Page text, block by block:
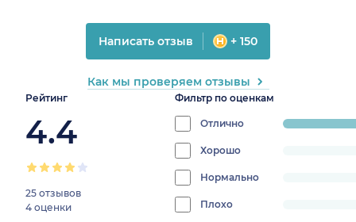
Рейтинг
4.4
25 отзывов
4 оценки
Фильтр по оценкам
Отлично
progress:
Хорошо
0%
Нормально
0%
Плохо
progress:
Написать отзыв + 150
Как мы проверяем отзывы